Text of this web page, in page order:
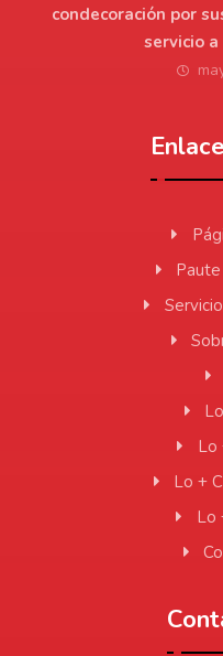
condecoración por
servicio
Lo
Lo +
Lo